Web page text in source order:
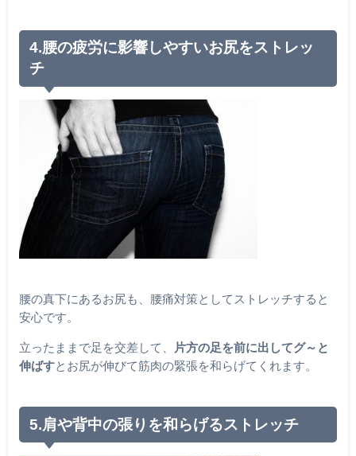
4.腰の疲労に影響しやすいお尻をストレッ
チ
腰の真下にあるお尻も、腰痛対策としてストレッチすると
安心です。
立ったままで足を交差して、
片方の足を前に出してグ～と
伸ばすとお尻が伸びて筋肉の緊張を和らげてくれます。
5.肩や背中の張りを和らげるストレッチ